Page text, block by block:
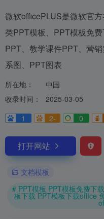
微软officePLUS是微软官
类PPT模板、PPT模板免
PPT、教学课件PPT、营
系图、PPT图表
所在地：
中国
收录时间：
2025-03-05
1
2- 0
打开网站
文档模板
# PPT模板 PPT模板免费下
板下载 PPT模板下载office